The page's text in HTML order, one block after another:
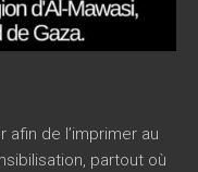
de l’imprimer au
partout où